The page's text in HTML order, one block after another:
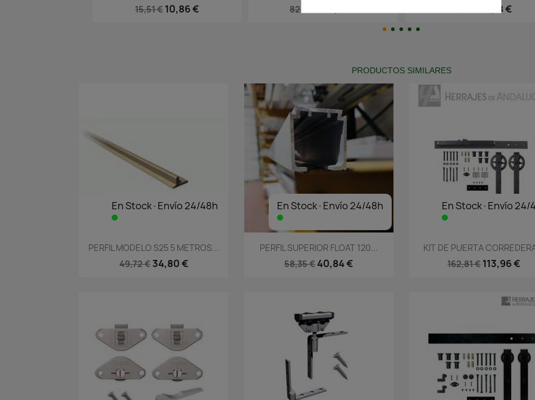
PRODUCTOS SIMILARES
En Stock·Envío 24/48h
Vista rápida
PERFIL MODELO S25 5 METROS...
49,72 € 34,80 €
En Stock·Envío 24/48h
Vista rápida
PERFIL SUPERIOR FLOAT 120...
58,35 € 40,84 €
En Stock·Envío 24/
Vista rápida
KIT DE PUERTA
162,81 € 113,96 €